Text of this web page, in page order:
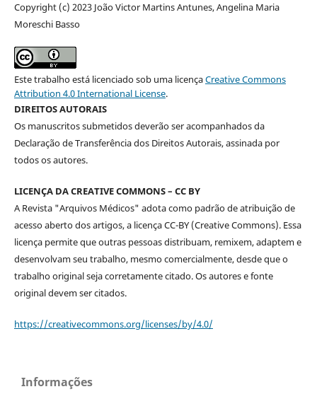
Copyright (c) 2023 João Victor Martins Antunes, Angelina Maria
Moreschi Basso
Este trabalho está licenciado sob uma licençaCreative Commons
Attribution 4.0 International License.
DIREITOS AUTORAIS
Os manuscritos submetidos deverão ser acompanhados da
Declaração de Transferência dos Direitos Autorais, assinada por
todos os autores.
LICENÇA DA CREATIVE COMMONS – CC BY
A Revista "Arquivos Médicos" adota como padrão de atribuição de
acesso aberto dos artigos, a licença CC-BY (Creative Commons). Essa
licença permite que outras pessoas distribuam, remixem, adaptem e
desenvolvam seu trabalho, mesmo comercialmente, desde que o
trabalho original seja corretamente citado. Os autores e fonte
original devem ser citados.
https://creativecommons.org/licenses/by/4.0/
Informações